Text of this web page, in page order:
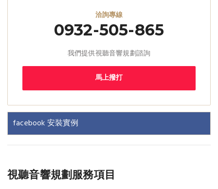
洽詢專線
0932-505-865
我們提供視聽音響規劃諮詢
馬上撥打
facebook 安裝實例
視聽音響規劃服務項目